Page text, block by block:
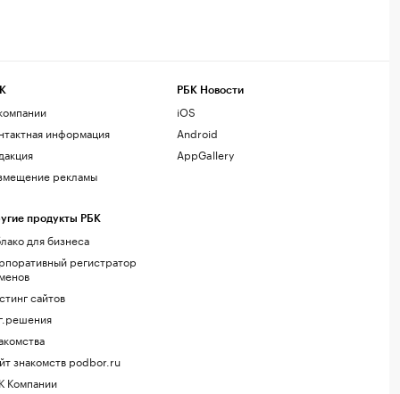
информация
рекламы
продукты РБК
для бизнеса
регистратор
сайтов
знакомств podbor.ru
Компании
РБК Новости
iOS
Android
AppGallery